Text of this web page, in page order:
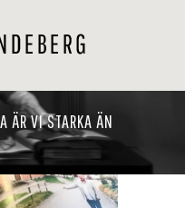
ÄR VI STARKA ÄN